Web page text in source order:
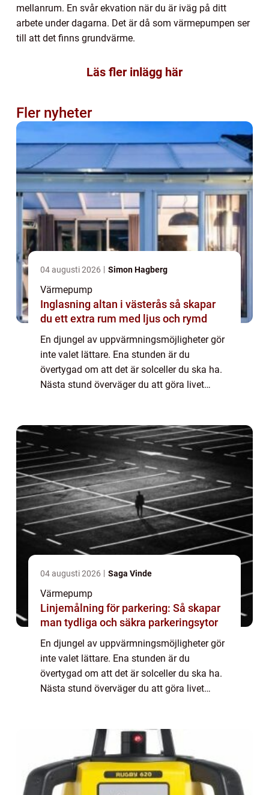
mellanrum. En svår ekvation när du är iväg på ditt
arbete under dagarna. Det är då som värmepumpen ser
till att det finns grundvärme.
Läs fler inlägg här
Fler nyheter
04 augusti 2026 Simon Hagberg
Värmepump
Inglasning altan i västerås så skapar
du ett extra rum med ljus och rymd
En djungel av uppvärmningsmöjligheter gör
inte valet lättare. Ena stunden är du
övertygad om att det är solceller du ska ha.
Nästa stund överväger du att göra livet
04 augusti 2026 Saga Vinde
Värmepump
Linjemålning för parkering: Så skapar
man tydliga och säkra parkeringsytor
En djungel av uppvärmningsmöjligheter gör
inte valet lättare. Ena stunden är du
övertygad om att det är solceller du ska ha.
Nästa stund överväger du att göra livet